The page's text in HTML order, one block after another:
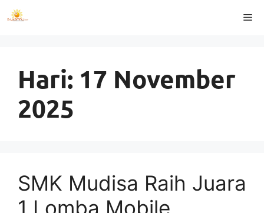
Langsung
ke
Hari: 17 November
2025
SMK Mudisa Raih Juara
1 Lomba Mobile